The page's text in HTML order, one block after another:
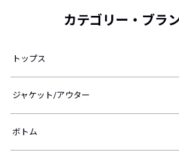
カテゴリー・ブラ
トップス
ジャケット/アウター
ボトム